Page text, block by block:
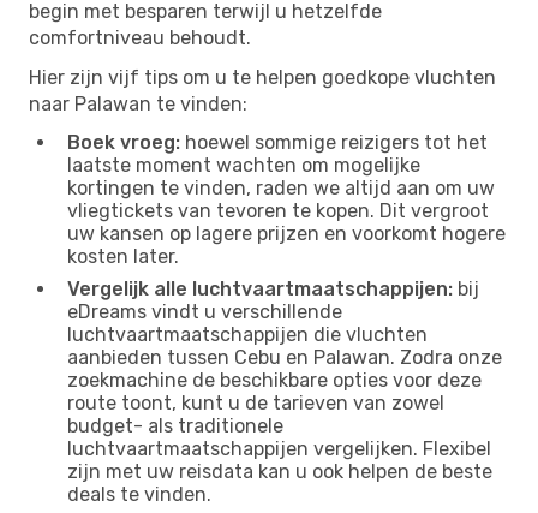
begin met besparen terwijl u hetzelfde
comfortniveau behoudt.
Hier zijn vijf tips om u te helpen goedkope vluchten
naar Palawan te vinden:
Boek vroeg: hoewel sommige reizigers tot het
laatste moment wachten om mogelijke
kortingen te vinden, raden we altijd aan om uw
vliegtickets van tevoren te kopen. Dit vergroot
uw kansen op lagere prijzen en voorkomt hogere
kosten later.
Vergelijk alle luchtvaartmaatschappijen: bij
eDreams vindt u verschillende
luchtvaartmaatschappijen die vluchten
aanbieden tussen Cebu en Palawan. Zodra onze
zoekmachine de beschikbare opties voor deze
route toont, kunt u de tarieven van zowel
budget- als traditionele
luchtvaartmaatschappijen vergelijken. Flexibel
zijn met uw reisdata kan u ook helpen de beste
deals te vinden.